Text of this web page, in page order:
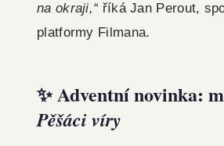
na okraji,“ říká Jan Perout,
platformy Filmana.
✨ Adventní novinka:
Pěšáci víry